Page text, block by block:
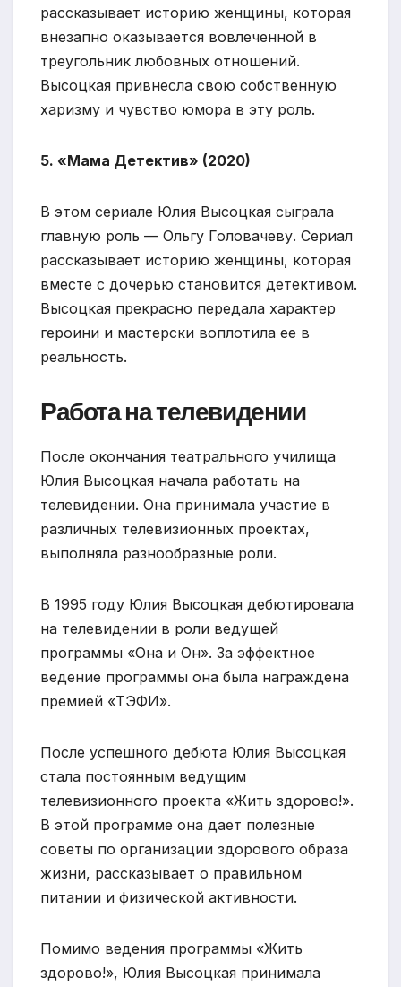
рассказывает историю женщины, которая
внезапно оказывается вовлеченной в
треугольник любовных отношений.
Высоцкая привнесла свою собственную
харизму и чувство юмора в эту роль.
5. «Мама Детектив» (2020)
В этом сериале Юлия Высоцкая сыграла
главную роль — Ольгу Головачеву. Сериал
рассказывает историю женщины, которая
вместе с дочерью становится детективом.
Высоцкая прекрасно передала характер
героини и мастерски воплотила ее в
реальность.
Работа на телевидении
После окончания театрального училища
Юлия Высоцкая начала работать на
телевидении. Она принимала участие в
различных телевизионных проектах,
выполняла разнообразные роли.
В 1995 году Юлия Высоцкая дебютировала
на телевидении в роли ведущей
программы «Она и Он». За эффектное
ведение программы она была награждена
премией «ТЭФИ».
После успешного дебюта Юлия Высоцкая
стала постоянным ведущим
телевизионного проекта «Жить здорово!».
В этой программе она дает полезные
советы по организации здорового образа
жизни, рассказывает о правильном
питании и физической активности.
Помимо ведения программы «Жить
здорово!», Юлия Высоцкая принимала